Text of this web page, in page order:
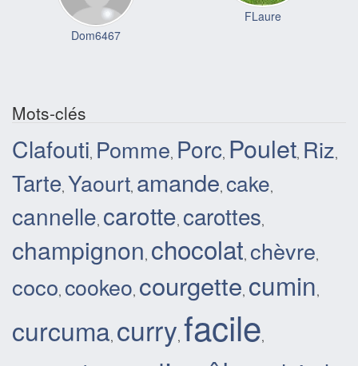
Dom6467
FLaure
Mots-clés
Clafouti, Pomme, Porc, Poulet, Riz,
Tarte, Yaourt, amande, cake,
cannelle, carotte, carottes,
champignon, chocolat, chèvre,
coco, cookeo, courgette, cumin,
curcuma, curry, facile,